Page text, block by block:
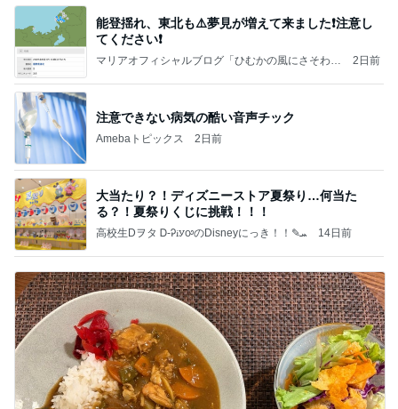
能登揺れ、東北も⚠️夢見が増えて来ました❗️注意し
てください❗️
マリアオフィシャルブログ「ひむかの風にさそわれ
2日前
注意できない病気の酷い音声チック
Amebaトピックス 2日前
大当たり？！ディズニーストア夏祭り…何当た
る？！夏祭りくじに挑戦！！！
高校生Dヲタ Ꭰ-ᎮꭵꭹꭴのDisneyにっき！！✎ܚ 14日前